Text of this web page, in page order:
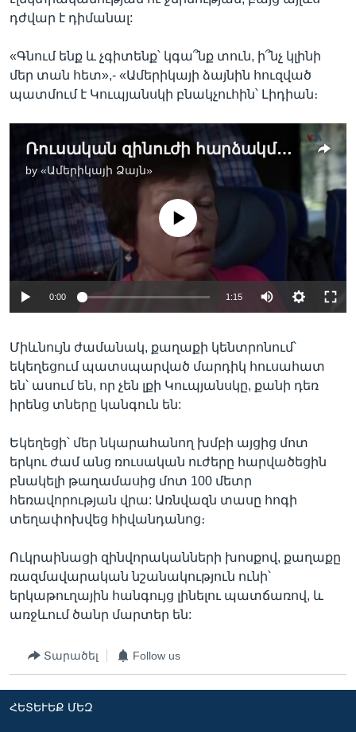
դժվար է դիմանալ:
«Գնում ենք և չգիտենք՝ կգա՞նք տուն, ի՞նչ կլինի
մեր տան հետ»,- «Ամերիկայի ձայնին հուզված
պատմում է Կուպյանսկի բնակչուհին՝ Լիդիան։
Ռուսական զինուժի հարձակմանը ենթարկված Ուկրաինայի հյուսիս-արևելյան քաղաքի բնակիչները տարհանվում են
by «Ամերիկայի Ձայն»
No media source currently available
0:00 1:15
Միևնույն ժամանակ, քաղաքի կենտրոնում՝
եկեղեցում պատսպարված մարդիկ հուսահատ
են՝ ասում են, որ չեն լքի Կուպյանսկը, քանի դեռ
իրենց տները կանգուն են:
Եկեղեցի՝ մեր նկարահանող խմբի այցից մոտ
երկու ժամ անց ռուսական ուժերը հարվածեցին
բնակելի թաղամասից մոտ 100 մետր
հեռավորության վրա: Առնվազն տասը հոգի
տեղափոխվեց հիվանդանոց։
Ուկրաինացի զինվորականների խոսքով, քաղաքը
ռազմավարական նշանակություն ունի՝
երկաթուղային հանգույց լինելու պատճառով, և
առջևում ծանր մարտեր են:
Տարածել Follow us
ՀԵՏԵՒԵՔ ՄԵԶ